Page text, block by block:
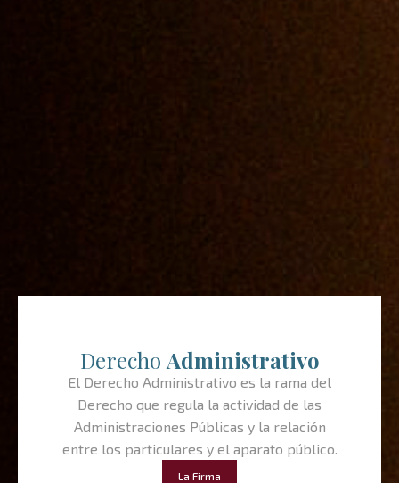
Derecho Administrativo
El Derecho Administrativo es la rama del
Derecho que regula la actividad de las
Administraciones Públicas y la relación
entre los particulares y el aparato público.
La Firma